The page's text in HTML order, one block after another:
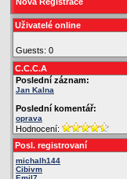
Uživatelé online
Guests: 0
C.C.C.A
Poslední záznam:
Jan Kalna
Poslední komentář:
oprava
Hodnocení:
Posl. registrovaní
michalh144
Cibivm